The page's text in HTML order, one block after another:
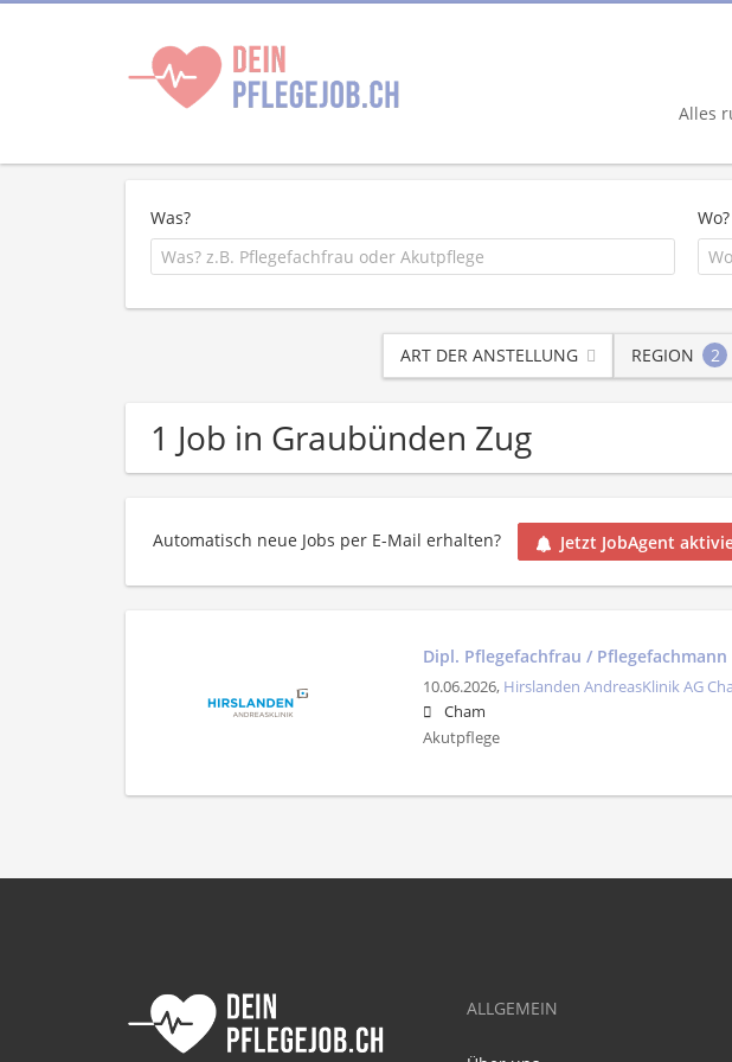
Alles
Was? Wo?
ART DER ANSTELLUNG REGION 2
1 Job in Graubünden Zug
Automatisch neue Jobs per E-Mail erhalten? Jetzt JobAgent
Dipl. Pflegefachfrau /
10.06.2026, Hirslanden AndreasKlinik AG
Cham
Akutpflege
ALLGEMEIN